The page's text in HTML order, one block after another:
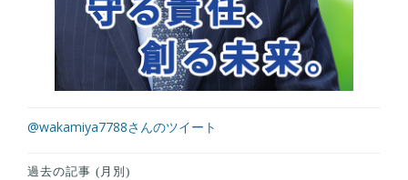
@wakamiya7788さんのツイート
過去の記事 (月別)